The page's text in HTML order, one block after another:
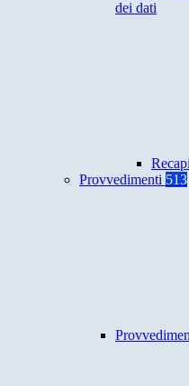
dei dati
Provvedimenti 513